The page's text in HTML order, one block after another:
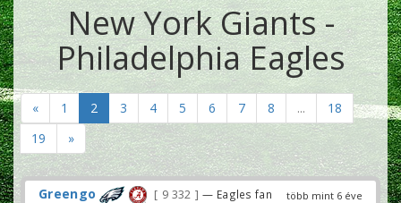
New York Giants -
Philadelphia Eagles
« 1 2 3 4 5 6 7 8 ...
18
19
»
több mint 6 éve
Greengo 9 332 — Eagles fan